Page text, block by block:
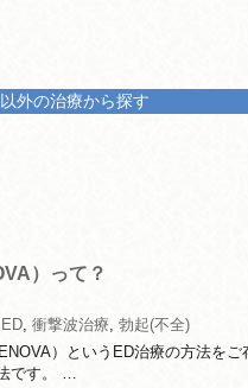
外の治療から探す
）って？
ED, 衝撃波治療, 勃起(不全)
）というED治療の方法を
です。 …